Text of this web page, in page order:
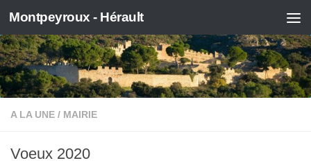
Skip to content
Montpeyroux - Hérault
A LA UNE / MAIRIE
Voeux 2020